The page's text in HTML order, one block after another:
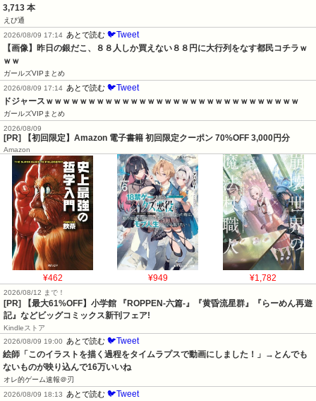
3,713 本
えび通
2026/08/09 17:14 あとで読む 🐦Tweet
【画像】昨日の銀だこ、８８人しか買えない８８円に大行列をなす都民コチラｗ
ｗｗ
ガールズVIPまとめ
2026/08/09 17:14 あとで読む 🐦Tweet
ドジャースｗｗｗｗｗｗｗｗｗｗｗｗｗｗｗｗｗｗｗｗｗｗｗｗｗｗｗｗｗｗ
ガールズVIPまとめ
2026/08/09
[PR] 【初回限定】Amazon 電子書籍 初回限定クーポン 70%OFF 3,000円分
Amazon
¥462 ¥949 ¥1,782
2026/08/12 まで！
[PR] 【最大61%OFF】小学館 『ROPPEN-六篇-』『黄昏流星群』『らーめん再遊
記』などビッグコミックス新刊フェア!
Kindleストア
2026/08/09 19:00
あとで読む 🐦Tweet
絵師「このイラストを描く過程をタイムラプスで動画にしました！」→とんでも
ないものが映り込んで16万いいね
オレ的ゲーム速報＠刃
2026/08/09 18:13
あとで読む 🐦Tweet